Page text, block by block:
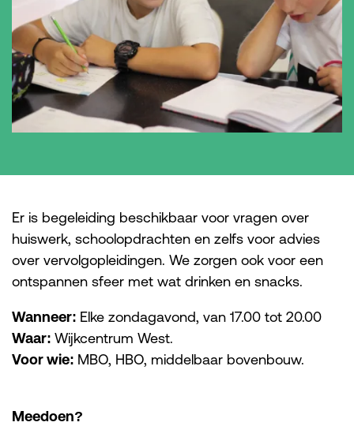
Er is begeleiding beschikbaar voor vragen over
huiswerk, schoolopdrachten en zelfs voor advies
over vervolgopleidingen. We zorgen ook voor een
ontspannen sfeer met wat drinken en snacks.
Wanneer: Elke zondagavond, van 17.00 tot 20.00
Waar: Wijkcentrum West.
Voor wie: MBO, HBO, middelbaar bovenbouw.
Meedoen?